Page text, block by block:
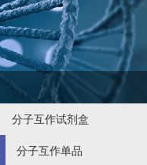
分子互作试剂盒
分子互作单品